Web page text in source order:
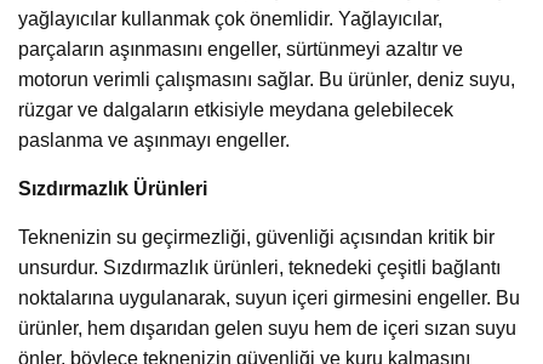
yağlayıcılar kullanmak çok önemlidir. Yağlayıcılar,
parçaların aşınmasını engeller, sürtünmeyi azaltır ve
motorun verimli çalışmasını sağlar. Bu ürünler, deniz suyu,
rüzgar ve dalgaların etkisiyle meydana gelebilecek
paslanma ve aşınmayı engeller.
Sızdırmazlık Ürünleri
Teknenizin su geçirmezliği, güvenliği açısından kritik bir
unsurdur. Sızdırmazlık ürünleri, teknedeki çeşitli bağlantı
noktalarına uygulanarak, suyun içeri girmesini engeller. Bu
ürünler, hem dışarıdan gelen suyu hem de içeri sızan suyu
önler, böylece teknenizin güvenliği ve kuru kalmasını